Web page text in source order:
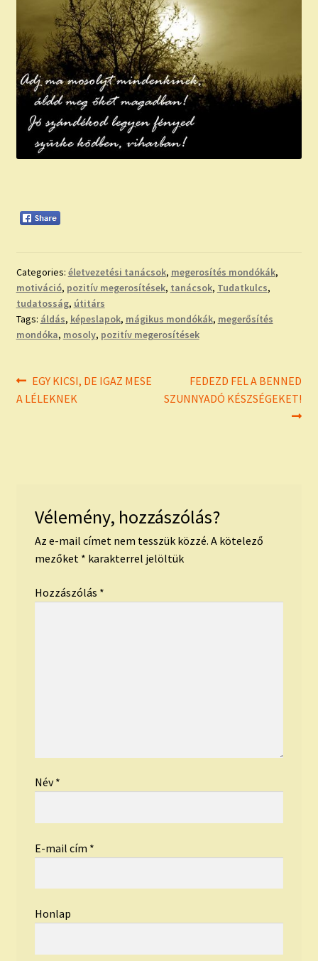
Categories: életvezetési tanácsok, megerosítés mondókák,
motiváció, pozitív megerosítések, tanácsok, Tudatkulcs,
tudatosság, útitárs
Tags: áldás, képeslapok, mágikus mondókák, megerősítés
mondóka, mosoly, pozitív megerosítések
Bejegyzés
navigáció
Previous
post:
EGY KICSI, DE IGAZ MESE
A LÉLEKNEK
Next
post:
FEDEZD FEL A BENNED
SZUNNYADÓ KÉSZSÉGEKET!
Vélemény, hozzászólás?
Az e-mail címet nem tesszük közzé. A kötelező
mezőket * karakterrel jelöltük
Hozzászólás *
Név*
E-mail cím *
Honlap